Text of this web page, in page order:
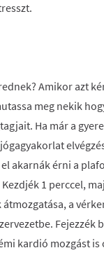
Amikor azt
meg nekik
Ha már a
akarnák érni a
1 perccel,
a
Fejezzék
kardió mozgást is